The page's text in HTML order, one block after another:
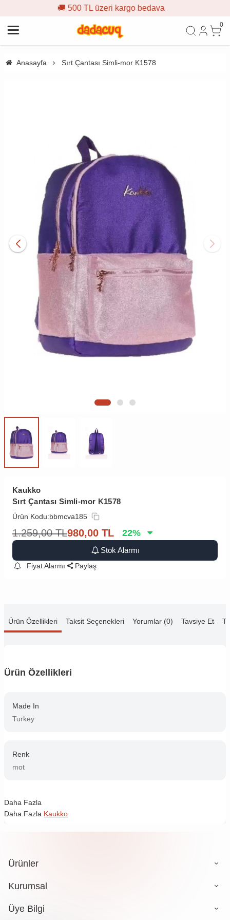
TL üzeri kargo bedava
0
Anasayfa Sırt Çantası Simli-mor K1578
Kaukko
Sırt Çantası Simli-mor K1578
Ürün Kodu:bbmcva185
1.259,00 TL980,00 TL 22%
Stok Alarmı
Fiyat Alarmı Paylaş
Ürün Özellikleri Taksit Seçenekleri Yorumlar (0) Tavsiye Et
Ürün Özellikleri
Made In
Turkey
Renk
mot
Daha Fazla
Daha Fazla Kaukko
Ürünler
Kurumsal
Üye Bilgi